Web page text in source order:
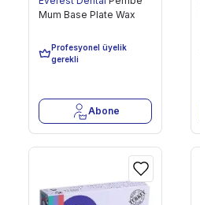
Mum Base Plate Wax
Profesyonel üyelik
gerekli
Son 55 Adet
Abone